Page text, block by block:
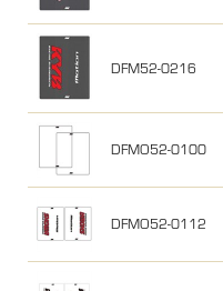
DFM52-0216
DFMO52-0100
DFMO52-0112